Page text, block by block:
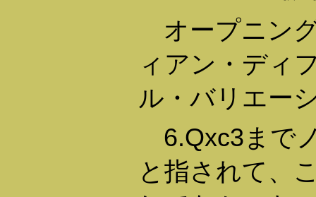
オープニン
ィアン・ディ
ル・バリエー
6.Qxc3まで
と指されて、